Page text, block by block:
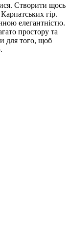
Створити щось
гір.
елегантністю.
простору та
для того, щоб